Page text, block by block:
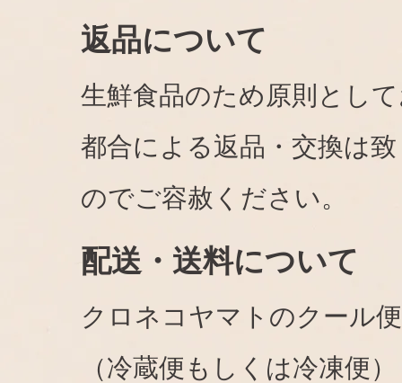
返品について
生鮮食品のため原則とし
都合による返品・交換は
のでご容赦ください。
配送・送料について
クロネコヤマトのクール便
（冷蔵便もしくは冷凍便）